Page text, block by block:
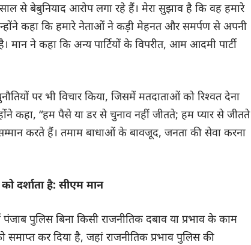
से बेबुनियाद आरोप लगा रहे हैं। मेरा सुझाव है कि वह हमारे
कहा कि हमारे नेताओं ने कड़ी मेहनत और समर्पण से अपनी
मान ने कहा कि अन्य पार्टियों के विपरीत, आम आदमी पार्टी
पर भी विचार किया, जिसमें मतदाताओं को रिश्वत देना
कहा, “हम पैसे या डर से चुनाव नहीं जीतते; हम प्यार से जीतते
करते हैं। तमाम बाधाओं के बावजूद, जनता की सेवा करना
दर्शाता है: सीएम मान
पुलिस बिना किसी राजनीतिक दबाव या प्रभाव के काम
समाप्त कर दिया है, जहां राजनीतिक प्रभाव पुलिस की